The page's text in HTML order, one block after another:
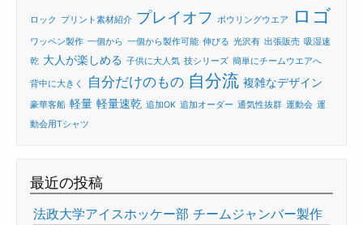
ロック プリント素材紹介 プレイオフ ボウリングウエア ロゴ
ワッペン製作 一個から 一個から製作可能 伸びる 光沢有 出張販売 吸湿速
乾 大人が楽しめる 子供に大人気 技シリーズ 簡単にチームウエアへ
背中に大きく 自分だけのもの 自分流 複雑なデザイン
豪華客船 軽量 軽量速乾 追加OK 追加オーダー 通気性抜群 運動会 運
動会用Tシャツ
最近の投稿
法政大学アイスホッケー部 チームジャンバー製作